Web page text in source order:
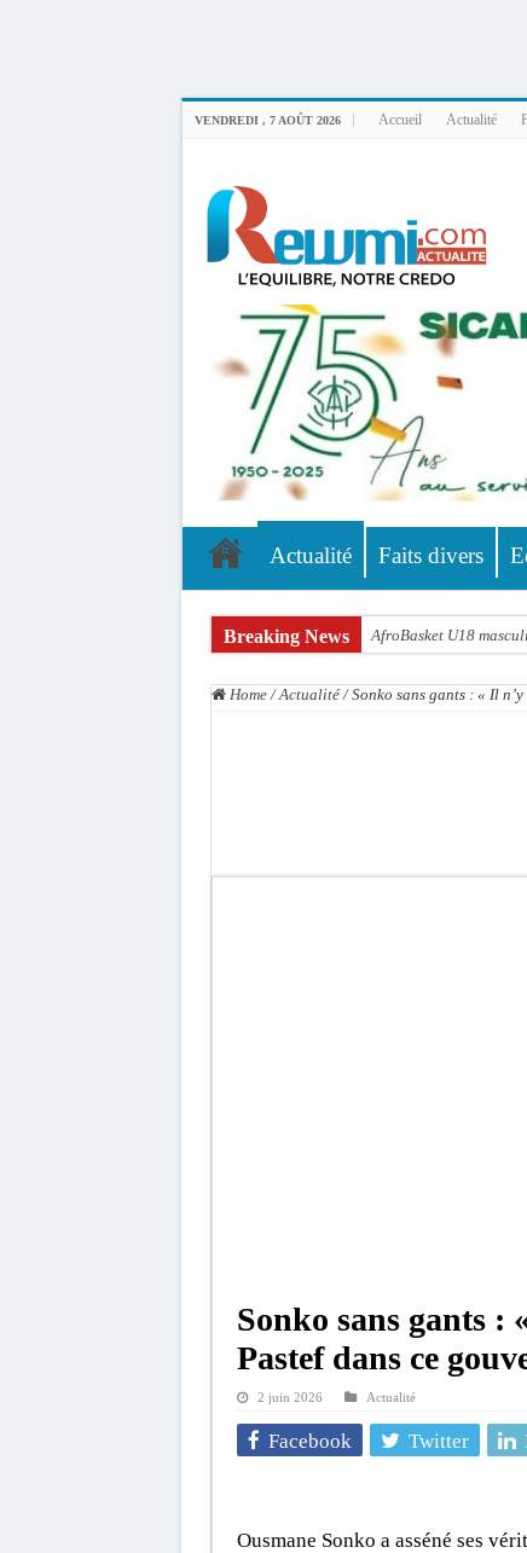
VENDREDI , 7 AOÛT 2026 Accueil Actualité
Actualité Faits divers
Breaking News AfroBasket U18
Assemblée nationale
Home / Actualité / Sonko sans gants : « Il
Sonko sans gants :
Pastef dans ce
2 juin 2026 Actualité
Facebook Twitter
Ousmane Sonko a asséné ses